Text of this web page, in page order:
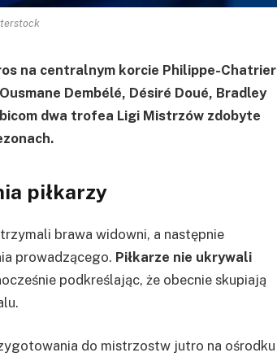
na centralnym korcie Philippe-Chatrier
Dembélé, Désiré Doué, Bradley
dwa trofea Ligi Mistrzów zdobyte
piłkarzy
brawa widowni, a następnie
prowadzącego. Piłkarze nie ukrywali
podkreślając, że obecnie skupiają
do mistrzostw jutro na ośrodku